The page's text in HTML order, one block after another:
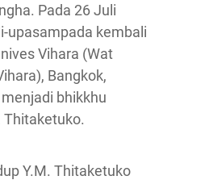
Pada 26 Juli
upasampada kembali
Vihara (Wat
Bangkok,
bhikkhu
Thitaketuko.
Y.M. Thitaketuko